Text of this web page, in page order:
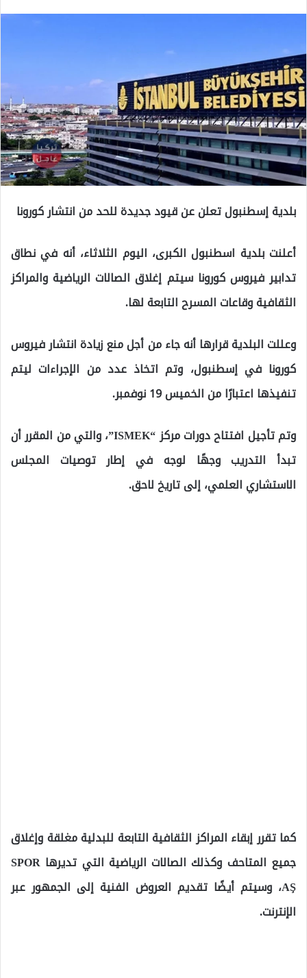
بلدية إسطنبول تعلن عن قيود جديدة للحد من انتشار كورونا
أعلنت بلدية اسطنبول الكبرى، اليوم الثلاثاء، أنه في نطاق
تدابير فيروس كورونا سيتم إغلاق الصالات الرياضية والمراكز
الثقافية وقاعات المسرح التابعة لها.
وعللت البلدية قرارها أنه جاء من أجل منع زيادة انتشار فيروس
كورونا في إسطنبول، وتم اتخاذ عدد من الإجراءات ليتم
تنفيذها اعتبارًا من الخميس 19 نوفمبر.
وتم تأجيل افتتاح دورات مركز “ISMEK”، والتي من المقرر أن
تبدأ التدريب وجهًا لوجه في إطار توصيات المجلس
الاستشاري العلمي، إلى تاريخ لاحق.
كما تقرر إبقاء المراكز الثقافية التابعة للبدلية مغلقة وإغلاق
جميع المتاحف وكذلك الصالات الرياضية التي تديرها SPOR
AŞ، وسيتم أيضًا تقديم العروض الفنية إلى الجمهور عبر
الإنترنت.